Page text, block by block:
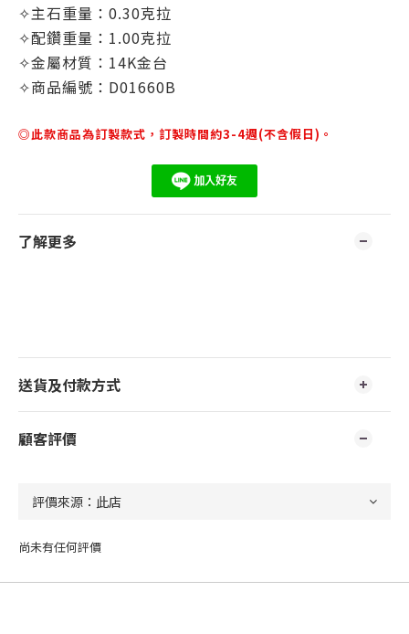
✧主石重量：0.30克拉
✧配鑽重量： 1.00克拉
✧金屬材質：14K金台
✧商品編號：D01660B
◎此款商品為訂製款式，訂製時間約3-4週(不含假日)。
了解更多
送貨及付款方式
顧客評價
尚未有任何評價